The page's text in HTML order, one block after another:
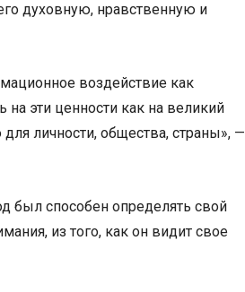
духовную, нравственную и
воздействие как
эти ценности как на великий
для личности, общества, страны», —
был способен определять свой
из того, как он видит свое